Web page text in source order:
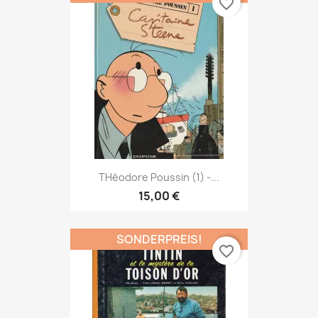
THéodore Poussin (1) -...
15,00 €
favorite_border
SONDERPREIS!
favorite_border